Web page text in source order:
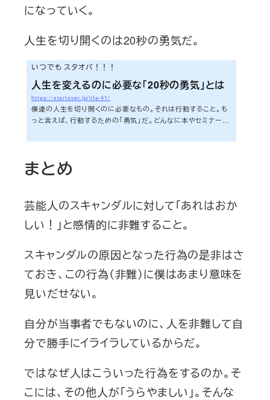
になっていく。
人生を切り開くのは20秒の勇気だ。
いつでも スタオバ！！！
人生を変えるのに必要な「20秒の勇気」とは
https://startover.jp/life-41/
僕達の人生を切り開くのに必要なもの。それは行動すること。も
っと言えば、行動するための「勇気」だ。どんなに本やセミナーで
がない。ではどうしたら僕達は行動できるようになるのか。どう
自分の行動をこうしてブログに書き続ける日々の中で、一つの
法則に気づくことができた。キーワードは「２０秒の勇気」だ。一
かにしていこう。さあ、準備は...
まとめ
芸能人のスキャンダルに対して「あれはおか
しい！」と感情的に非難すること。
スキャンダルの原因となった行為の是非はさ
ておき、この行為（非難）に僕はあまり意味を
見いだせない。
自分が当事者でもないのに、人を非難して自
分で勝手にイライラしているからだ。
ではなぜ人はこういった行為をするのか。そ
こには、その他人が「うらやましい」。そんな